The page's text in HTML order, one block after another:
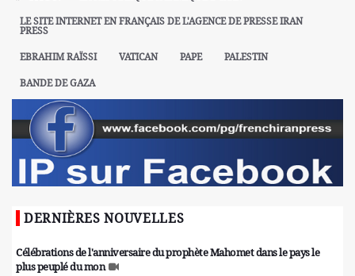
LE SITE INTERNET EN FRANÇAIS DE L'AGENCE DE PRESSE IRAN
PRESS
EBRAHIM RAÏSSI
VATICAN PAPE
PALESTIN
BANDE DE GAZA
DERNIÈRES NOUVELLES
Célébrations de l'anniversaire du prophète Mahomet dans le pays le
plus peuplé du mon